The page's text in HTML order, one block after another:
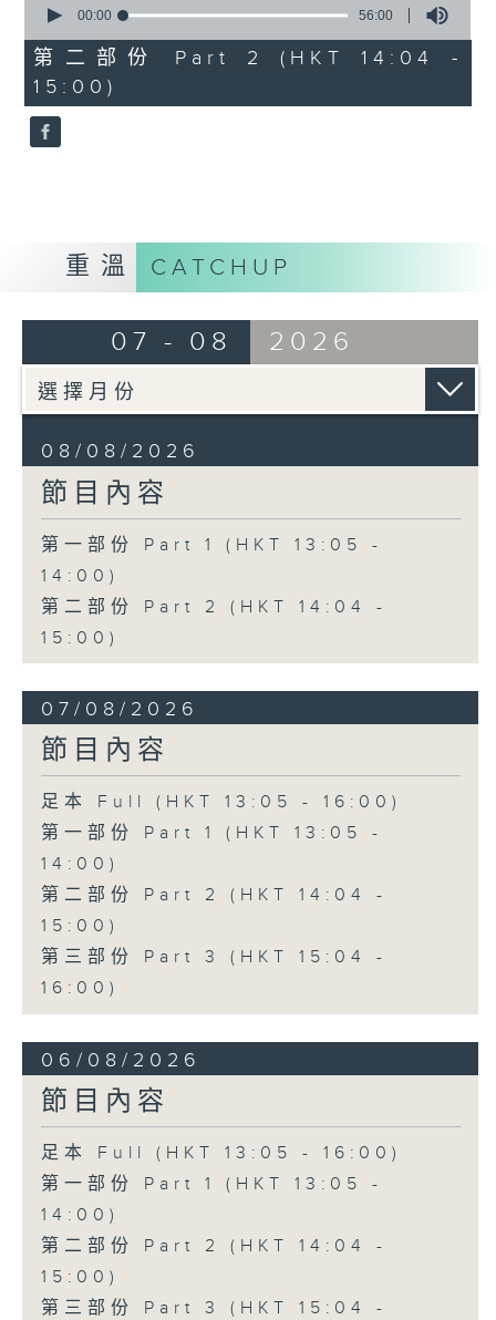
seconds
56
minutes,
0
seconds
00:00 56:00
第二部份 Part 2 (HKT 14:04 -
15:00)
重溫 CATCHUP
07 - 08 2026
08/08/2026
節目內容
第一部份 Part 1 (HKT 13:05 -
14:00)
第二部份 Part 2 (HKT 14:04 -
15:00)
07/08/2026
節目內容
足本 Full (HKT 13:05 - 16:00)
第一部份 Part 1 (HKT 13:05 -
14:00)
第二部份 Part 2 (HKT 14:04 -
15:00)
第三部份 Part 3 (HKT 15:04 -
16:00)
06/08/2026
節目內容
足本 Full (HKT 13:05 - 16:00)
第一部份 Part 1 (HKT 13:05 -
14:00)
第二部份 Part 2 (HKT 14:04 -
15:00)
第三部份 Part 3 (HKT 15:04 -